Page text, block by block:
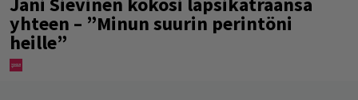
yhteen – ”Minun suurin perintöni
heille”